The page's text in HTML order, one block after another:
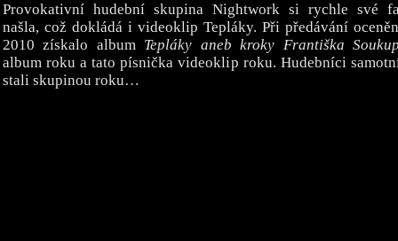
Provokativní hudební skupina Nightwork si rychle své
našla, což dokládá i videoklip Tepláky. Při předávání
2010 získalo album Tepláky aneb kroky Františka
album roku a tato písnička videoklip roku. Hudebníci
stali skupinou roku…